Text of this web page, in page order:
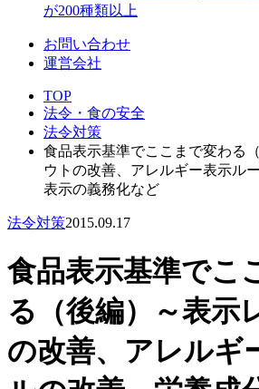
が200種類以上
お問い合わせ
運営会社
TOP
法令・食の安全
法令対策
食品表示基準でここまで変わる
ウトの改善、アレルギー表示ル
表示の義務化など
法令対策2015.09.17
食品表示基準でこ
る（後編）～表示
の改善、アレルギ